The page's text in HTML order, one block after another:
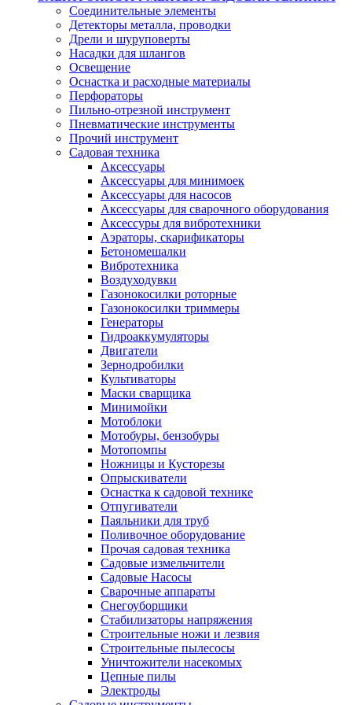
Cоединительные элементы
Детекторы металла, проводки
Дрели и шуруповерты
Насадки для шлангов
Освещение
Оснастка и расходные материалы
Перфораторы
Пильно-отрезной инструмент
Пневматические инструменты
Прочий инструмент
Садовая техника
Аксессуары
Аксессуары для минимоек
Аксессуары для насосов
Аксессуары для сварочного оборудования
Аксессуры для вибротехники
Аэраторы, скарификаторы
Бетономешалки
Вибротехника
Воздуходувки
Газонокосилки роторные
Газонокосилки триммеры
Генераторы
Гидроаккумуляторы
Двигатели
Зернодробилки
Культиваторы
Маски сварщика
Минимойки
Мотоблоки
Мотобуры, бензобуры
Мотопомпы
Ножницы и Кусторезы
Опрыскиватели
Оснастка к садовой технике
Отпугиватели
Паяльники для труб
Поливочное оборудование
Прочая садовая техника
Садовые измельчители
Садовые Насосы
Сварочные аппараты
Снегоуборщики
Стабилизаторы напряжения
Строительные ножи и лезвия
Строительные пылесосы
Уничтожители насекомых
Цепные пилы
Электроды